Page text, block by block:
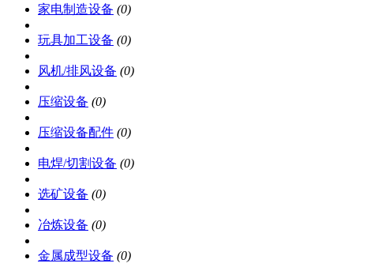
家电制造设备 (0)
玩具加工设备 (0)
风机/排风设备 (0)
压缩设备 (0)
压缩设备配件 (0)
电焊/切割设备 (0)
选矿设备 (0)
冶炼设备 (0)
金属成型设备 (0)